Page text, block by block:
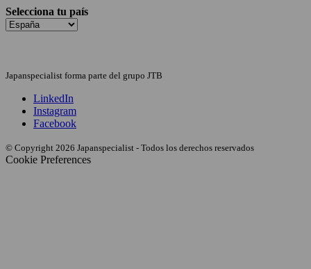
Selecciona tu país
Japanspecialist forma parte del grupo JTB
LinkedIn
Instagram
Facebook
© Copyright 2026 Japanspecialist - Todos los derechos reservados
Cookie Preferences